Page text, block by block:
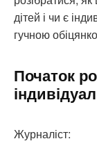
дітей і чи є
гучною
Початок
Журналіст: